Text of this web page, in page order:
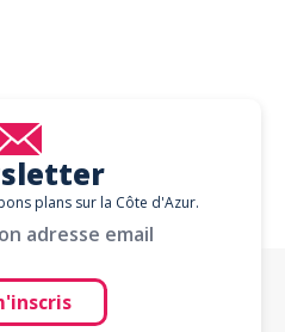
plans sur la Côte d'Azur.
adresse email